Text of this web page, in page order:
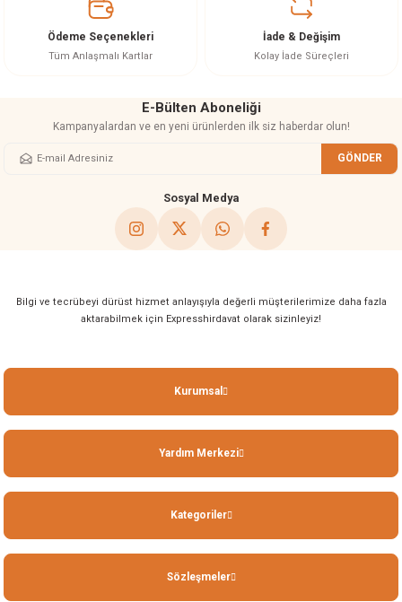
Ödeme Seçenekleri
Tüm Anlaşmalı Kartlar
İade & Değişim
Kolay İade Süreçleri
E-Bülten Aboneliği
Kampanyalardan ve en yeni ürünlerden ilk siz haberdar olun!
GÖNDER
Sosyal Medya
Bilgi ve tecrübeyi dürüst hizmet anlayışıyla değerli müşterilerimize daha fazla
aktarabilmek için Expresshirdavat olarak sizinleyiz!
Kurumsal
Yardım Merkezi
Kategoriler
Sözleşmeler